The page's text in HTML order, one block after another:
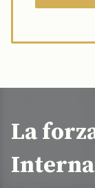
La